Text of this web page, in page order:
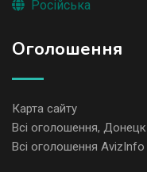
Російська
Оголошення
Карта сайту
Всі оголошення, Донецк
Всі оголошення AvizInfo